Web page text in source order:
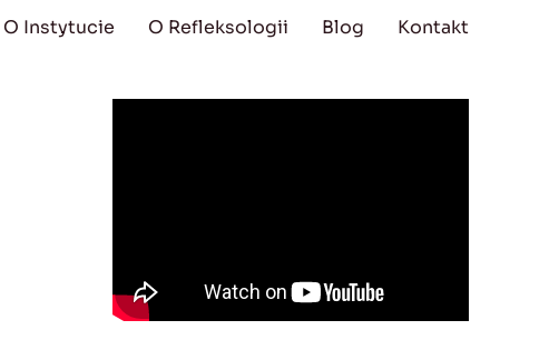
O Instytucie O Refleksologii Blog Kontakt